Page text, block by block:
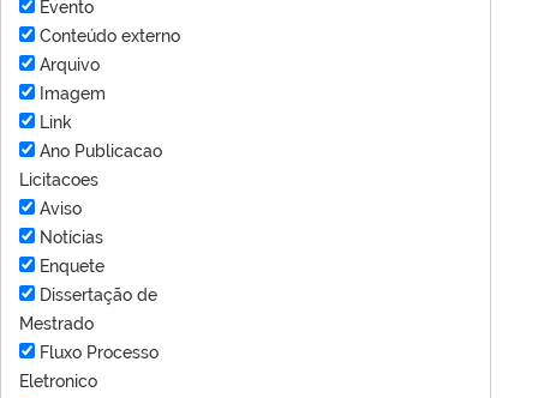
Evento
Conteúdo externo
Arquivo
Imagem
Link
Ano Publicacao
Licitacoes
Aviso
Notícias
Enquete
Dissertação de
Mestrado
Fluxo Processo
Eletronico